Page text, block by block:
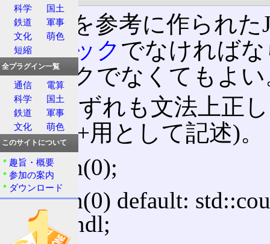
C/C++ を参考に作られ
はブロック でなければ
ブロックでなくてもよい
次のいずれも文法上正
力をC++用として記述)。
switch(0);
switch(0) default:
std::endl;
科学
国土
鉄道
軍事
文化
萌色
短縮
全プラグイン一覧
通信
電算
科学
国土
鉄道
軍事
文化
萌色
このサイトについて
趣旨・概要
参加の案内
ダウンロード